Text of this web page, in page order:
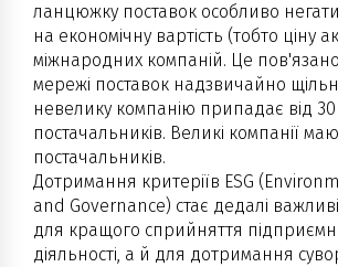
ланцюжку поставок особливо
на економічну вартість (тобто ціну
міжнародних компаній. Це
мережі поставок надзвичайно
невелику компанію припадає від
постачальників. Великі компанії
постачальників.
Дотримання критеріїв ESG
and Governance) стає дедалі
для кращого сприйняття
діяльності, а й для дотримання